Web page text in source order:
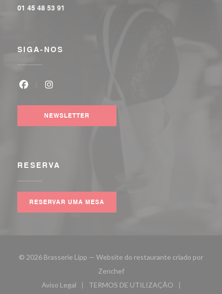
01 45 48 53 91
SIGA-NOS
NEWSLETTER
RESERVA
RESERVAR UMA MESA
© 2026 Brasserie Lipp — Website do restaurante criado por
Zenchef((abre numa nova janela))
Aviso Legal
((abre numa nova janela))
TERMOS DE UTILIZAÇÃO
((abre numa nova janela))